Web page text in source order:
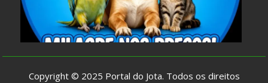
Copyright © 2025 Portal do Jota. Todos os direitos